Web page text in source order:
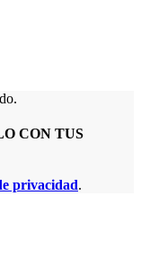
CON TUS
privacidad.